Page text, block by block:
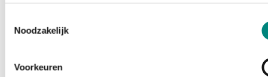
Noodzakelijk
Voorkeuren